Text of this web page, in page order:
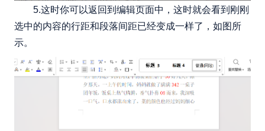
5.这时你可以返回到编辑页面中，这时就会看到刚刚
选中的内容的行距和段落间距已经变成一样了，如图所
示。